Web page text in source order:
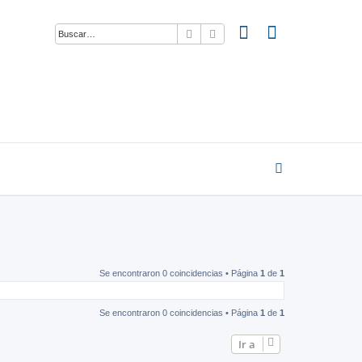
Buscar
Se encontraron 0 coincidencias • Página 1 de 1
Se encontraron 0 coincidencias • Página 1 de 1
Ir a